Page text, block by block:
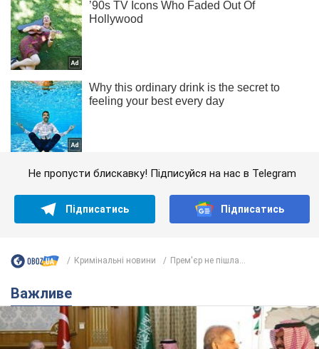
Не пропусти блискавку! Підписуйся на нас в Telegram
Підписатись Підписатись
Кримінальні новини Прем'єр не пішла...
Важливе